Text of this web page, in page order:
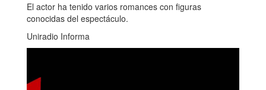
El actor ha tenido varios romances con figuras
conocidas del espectáculo.
Uniradio Informa